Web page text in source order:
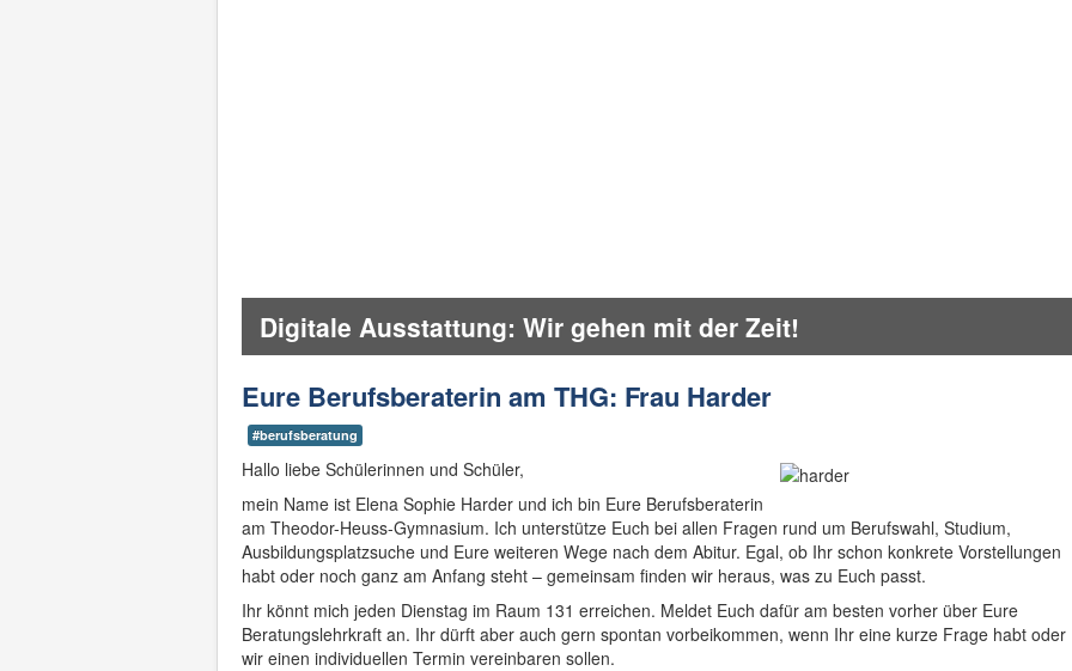
Am THG herrscht eine
Eure Berufsberaterin am THG: Frau Harder
#berufsberatung
Hallo liebe Schülerinnen und Schüler,
mein Name ist Elena Sophie Harder und ich bin Eure Berufsberaterin
am Theodor-Heuss-Gymnasium. Ich unterstütze Euch bei allen Fragen rund um Berufswahl, Studium,
Ausbildungsplatzsuche und Eure weiteren Wege nach dem Abitur. Egal, ob Ihr schon konkrete Vorstellungen
habt oder noch ganz am Anfang steht – gemeinsam finden wir heraus, was zu Euch passt.
Ihr könnt mich jeden Dienstag im Raum 131 erreichen. Meldet Euch dafür am besten vorher über Eure
Beratungslehrkraft an. Ihr dürft aber auch gern spontan vorbeikommen, wenn Ihr eine kurze Frage habt oder
wir einen individuellen Termin vereinbaren sollen.